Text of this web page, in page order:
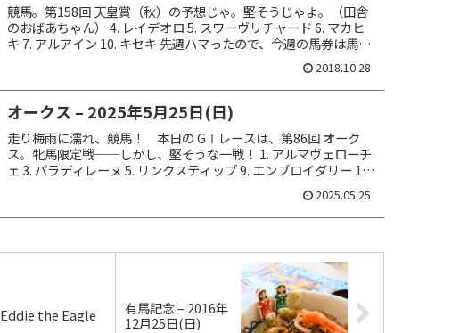
競馬。第158回 天皇賞（秋）の予想じゃ。堅そうじゃよ。（田舎
のおばあちゃん） 4. レイデオロ 5. スワーヴリチャード 6. マカヒ
キ 7. アルアイン 10. キセキ 先週ハマったので、今週の馬券は馬連
2018.10.28
オークス – 2025年5月25日(日)
走り梅雨に濡れ、競馬！ 本日の GⅠレースは、第86回 オーク
ス。牝馬限定戦──しかし、堅そうな一戦！ 1. アルマヴェローチ
ェ 3. パラディレーヌ 5. リンクスティップ 9. エンブロイダリー 15.
2025.05.25
Eddie the Eagle
有馬記念 – 2016年
12月25日(日)